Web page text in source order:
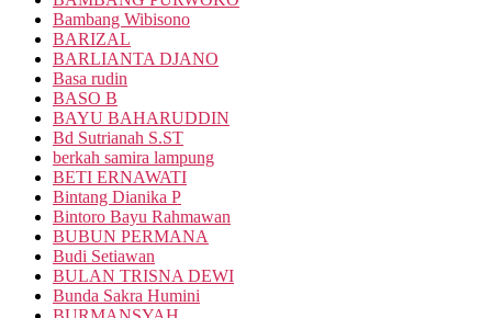
Bambang Wibisono
BARIZAL
BARLIANTA DJANO
Basa rudin
BASO B
BAYU BAHARUDDIN
Bd Sutrianah S.ST
berkah samira lampung
BETI ERNAWATI
Bintang Dianika P
Bintoro Bayu Rahmawan
BUBUN PERMANA
Budi Setiawan
BULAN TRISNA DEWI
Bunda Sakra Humini